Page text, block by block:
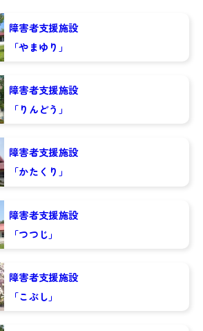
障害者支援施設
「やまゆり」
障害者支援施設
「りんどう」
障害者支援施設
「かたくり」
障害者支援施設
「つつじ」
障害者支援施設
「こぶし」